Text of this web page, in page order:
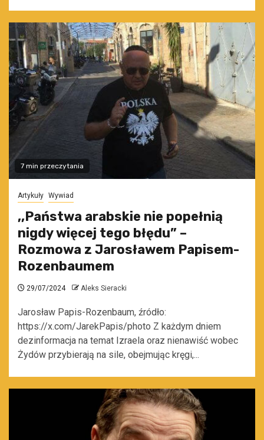
7 min przeczytania
Artykuły Wywiad
,,Państwa arabskie nie popełnią
nigdy więcej tego błędu” –
Rozmowa z Jarosławem Papisem-
Rozenbaumem
29/07/2024 Aleks Sieracki
Jarosław Papis-Rozenbaum, źródło:
https://x.com/JarekPapis/photo Z każdym dniem
dezinformacja na temat Izraela oraz nienawiść wobec
Żydów przybierają na sile, obejmując kręgi,...